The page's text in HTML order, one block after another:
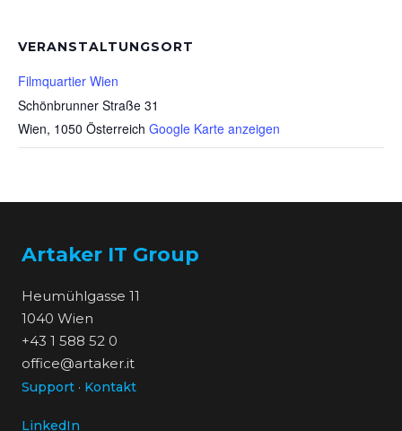
VERANSTALTUNGSORT
Filmquartier Wien
Schönbrunner Straße 31
Wien, 1050 Österreich Google Karte anzeigen
Artaker IT Group
Heumühlgasse 11
1040 Wien
+43 1 588 52 0
office@artaker.it
Support · Kontakt
LinkedIn